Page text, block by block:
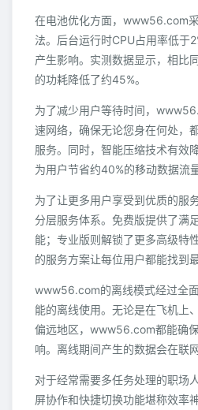
在电池优化方面，www56.com
法。后台运行时CPU占用率低于
产生影响。实测数据显示，相比
的功耗降低了约45%。
为了减少用户等待时间，
速网络，确保无论您身在何处，
服务。同时，智能压缩技术有效
为用户节省约40%的移动数据流量
为了让更多用户享受到优质的服
分层服务体系。免费版提供了满
能；专业版则解锁了更多高级特
的服务方案让每位用户都能找到
www56.com的离线模式经过全
能的离线使用。无论是在飞机上
偏远地区，www56.com都能确
响。离线期间产生的数据会在联
对于经常需要多任务处理的职场
屏协作和快捷切换功能堪称效率神